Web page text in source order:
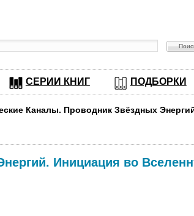
СЕРИИ КНИГ ПОДБОРКИ
Каналы. Проводник Звёздных
Инициация во